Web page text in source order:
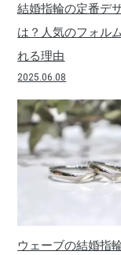
結婚指輪の定番デ
は？人気のフォル
れる理由
2025.06.08
ウェーブの結婚指